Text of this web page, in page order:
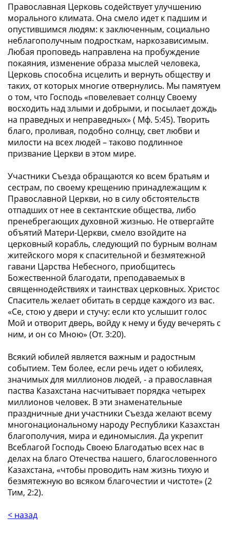
Православная Церковь содействует улучшению
морального климата. Она смело идет к падшим и
опустившимся людям: к заключенным, социально
неблагополучным подросткам, наркозависимым.
Любая проповедь направлена на пробуждение
покаяния, изменение образа мыслей человека,
Церковь способна исцелить и вернуть обществу и
таких, от которых многие отвернулись. Мы памятуем
о том, что Господь «повелевает солнцу Своему
восходить над злыми и добрыми, и посылает дождь
на праведных и неправедных» ( Мф. 5:45). Творить
благо, проливая, подобно солнцу, свет любви и
милости на всех людей – таково подлинное
призвание Церкви в этом мире.
Участники Съезда обращаются ко всем братьям и
сестрам, по своему крещению принадлежащим к
Православной Церкви, но в силу обстоятельств
отпадших от нее в сектантские общества, либо
пренебрегающих духовной жизнью. Не отвергайте
объятий Матери-Церкви, смело взойдите на
церковный корабль, следующий по бурным волнам
житейского моря к спасительной и безмятежной
гавани Царства Небесного, приобщитесь
Божественной благодати, преподаваемых в
священнодействиях и таинствах церковных. Христос
Спаситель желает обитать в сердце каждого из вас.
«Се, стою у двери и стучу: если кто услышит голос
Мой и отворит дверь, войду к нему и буду вечерять с
ним, и он со Мною» (От. 3:20).
Всякий юбилей является важным и радостным
событием. Тем более, если речь идет о юбилеях,
значимых для миллионов людей, - а православная
паства Казахстана насчитывает порядка четырех
миллионов человек. В эти знаменательные
праздничные дни участники Съезда желают всему
многонациональному народу Республики Казахстан
благополучия, мира и единомыслия. Да укрепит
Всеблагой Господь Своею Благодатью всех нас в
делах на благо Отечества нашего, благословенного
Казахстана, «чтобы проводить нам жизнь тихую и
безмятежную во всяком благочестии и чистоте» (2
Тим, 2:2).
< назад